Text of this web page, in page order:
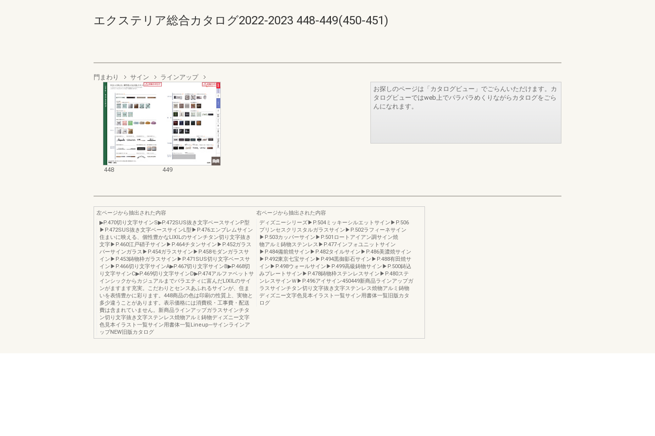
エクステリア総合カタログ2022-2023 448-449(450-451)
門まわり サイン ラインアップ
448 449
お探しのページは「カタログビュー」でごらんいただけます。カ
タログビューではweb上でパラパラめくりながらカタログをごら
んになれます。
左ページから抽出された内容
▶P.470切り文字サインS▶P.472SUS抜き文字ベースサインP型
▶P.472SUS抜き文字ベースサインL型▶P.476エンブレムサイン
住まいに映える、個性豊かなLIXILのサインチタン切り文字抜き
文字▶P.460江戸硝子サイン▶P.464チタンサイン▶P.452ガラス
バーサインガラス▶P.454ガラスサイン▶P.458モダンガラスサ
イン▶P.453鋳物枠ガラスサイン▶P.471SUS切り文字ベースサ
イン▶P.466切り文字サインA▶P.467切り文字サインB▶P.468切
り文字サインC▶P.469切り文字サインD▶P.474アルファベットサ
インシックからカジュアルまでバラエティに富んだLIXILのサイ
ンがますます充実。こだわりとセンスあふれるサインが、住ま
いを表情豊かに彩ります。448商品の色は印刷の性質上、実物と
多少違うことがあります。表示価格には消費税・工事費・配送
費は含まれていません。新商品ラインアップガラスサインチタ
ン切り文字抜き文字ステンレス焼物アルミ鋳物ディズニー文字
色見本イラスト一覧サイン用書体一覧Lineup─サインラインア
ップNEW旧版カタログ
右ページから抽出された内容
ディズニーシリーズ▶P.504ミッキーシルエットサイン▶P.506
プリンセスクリスタルガラスサイン▶P.502ラフィーネサイン
▶P.503カッパーサイン▶P.501ロートアイアン調サイン焼
物アルミ鋳物ステンレス▶P.477インフォユニットサイン
▶P.484備前焼サイン▶P.482タイルサイン▶P.486美濃焼サイン
▶P.492東京七宝サイン▶P.494黒御影石サイン▶P.488有田焼サ
イン▶P.498ウォールサイン▶P.499高級鋳物サイン▶P.500鋳込
みプレートサイン▶P.478鋳物枠ステンレスサイン▶P.480ステ
ンレスサインＷ▶P.496アイサイン450449新商品ラインアップガ
ラスサインチタン切り文字抜き文字ステンレス焼物アルミ鋳物
ディズニー文字色見本イラスト一覧サイン用書体一覧旧版カタ
ログ